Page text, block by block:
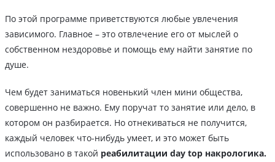
По этой программе приветствуются любые увлечения
зависимого. Главное – это отвлечение его от мыслей о
собственном нездоровье и помощь ему найти занятие по
душе.
Чем будет заниматься новенький член мини общества,
совершенно не важно. Ему поручат то занятие или дело, в
котором он разбирается. Но отнекиваться не получится,
каждый человек что-нибудь умеет, и это может быть
использовано в такой реабилитации day top накрологика.